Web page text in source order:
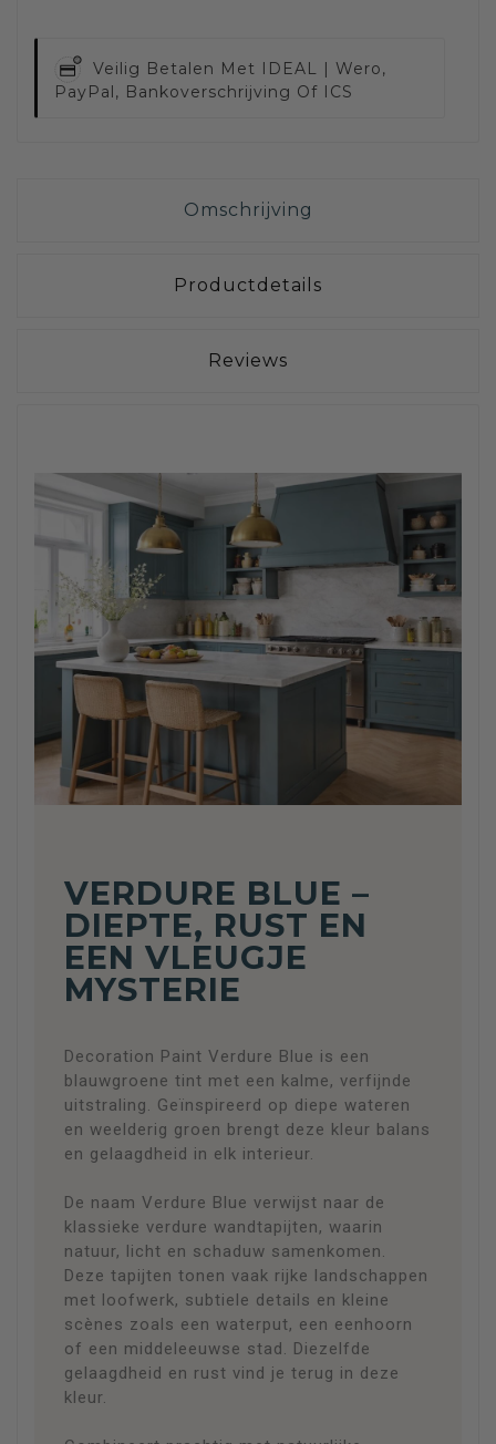
Veilig Betalen Met IDEAL | Wero,
PayPal, Bankoverschrijving Of ICS
Omschrijving
Productdetails
Reviews
VERDURE BLUE –
DIEPTE, RUST EN
EEN VLEUGJE
MYSTERIE
Decoration Paint Verdure Blue is een
blauwgroene tint met een kalme, verfijnde
uitstraling. Geïnspireerd op diepe wateren
en weelderig groen brengt deze kleur balans
en gelaagdheid in elk interieur.
De naam Verdure Blue verwijst naar de
klassieke verdure wandtapijten, waarin
natuur, licht en schaduw samenkomen.
Deze tapijten tonen vaak rijke landschappen
met loofwerk, subtiele details en kleine
scènes zoals een waterput, een eenhoorn
of een middeleeuwse stad. Diezelfde
gelaagdheid en rust vind je terug in deze
kleur.